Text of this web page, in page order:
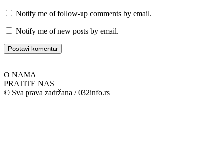
Notify me of follow-up comments by email.
Notify me of new posts by email.
O NAMA
PRATITE NAS
© Sva prava zadržana / 032info.rs